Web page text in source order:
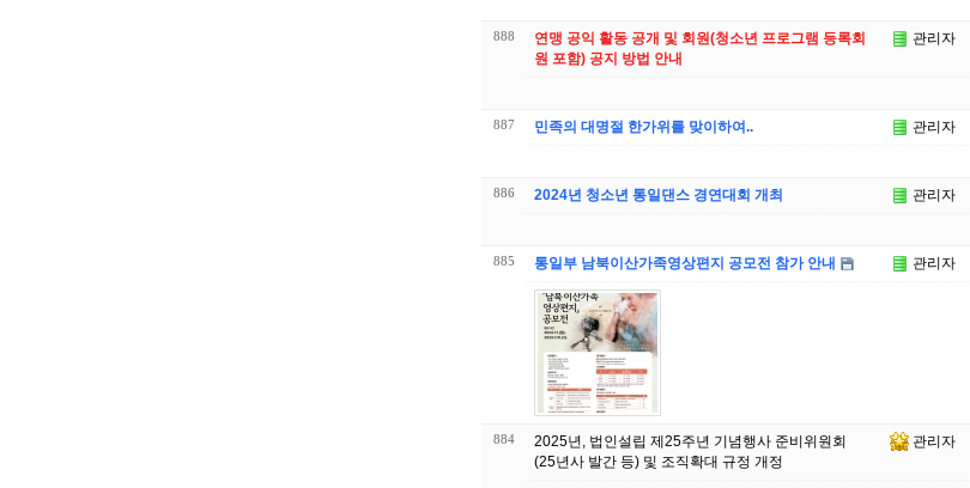
888
연맹 공익 활동 공개 및 회원(청소년 프로그램 등록회
원 포함) 공지 방법 안내
관리자
887 민족의 대명절 한가위를 맞이하여.. 관리자
886 2024년 청소년 통일댄스 경연대회 개최 관리자
885 통일부 남북이산가족영상편지 공모전 참가 안내 관리자
884
2025년, 법인설립 제25주년 기념행사 준비위원회
(25년사 발간 등) 및 조직확대 규정 개정
관리자